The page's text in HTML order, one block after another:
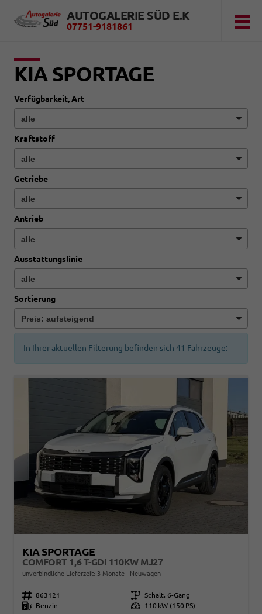
AUTOGALERIE SÜD E.K
07751-9181861
KIA SPORTAGE
Verfügbarkeit, Art
Kraftstoff
Getriebe
Antrieb
Ausstattungslinie
Sortierung
In Ihrer aktuellen Filterung befinden sich 41 Fahrzeuge:
KIA SPORTAGE
COMFORT 1,6 T-GDI 110KW MJ27
unverbindliche Lieferzeit: 3 Monate Neuwagen
Fahrzeugnr. 863121 Getriebe Schalt. 6-Gang
Kraftstoff
Benzin Leistung 110 kW (150 PS)